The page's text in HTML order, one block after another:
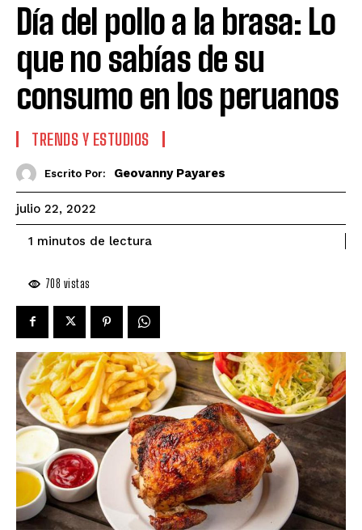
Día del pollo a la brasa: Lo
que no sabías de su
consumo en los peruanos
TRENDS Y ESTUDIOS
Escrito Por: Geovanny Payares
julio 22, 2022
1 minutos de lectura
708 vistas